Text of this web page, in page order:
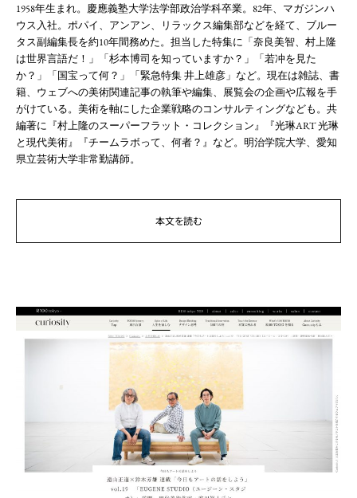
1958年生まれ。慶應義塾大学法学部政治学科卒業。82年、マガジンハ
ウス入社。ポパイ、アンアン、リラックス編集部などを経て、ブルー
タス副編集長を約10年間務めた。担当した特集に「奈良美智、村上隆
は世界言語だ！」「杉本博司を知っていますか？」「若冲を見た
か？」「国宝って何？」「緊急特集 井上雄彦」など。現在は雑誌、書
籍、ウェブへの美術関連記事の執筆や編集、展覧会の企画や広報を手
がけている。美術を軸にした企業戦略のコンサルティングなども。共
編著に『村上隆のスーパーフラット・コレクション』『光琳ART 光琳
と現代美術』『チームラボって、何者？』など。明治学院大学、愛知
県立芸術大学非常勤講師。
本文を読む